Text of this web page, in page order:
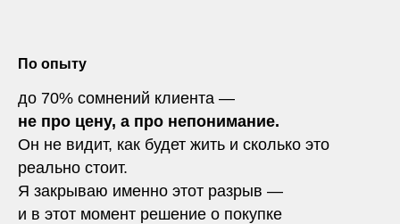
По опыту
до 70% сомнений клиента —
не про цену, а про непонимание.
Он не видит, как будет жить и сколько это
реально стоит.
Я закрываю именно этот разрыв —
и в этот момент решение о покупке